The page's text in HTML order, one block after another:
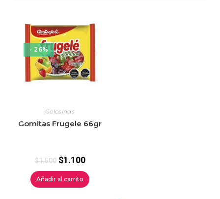
- 26%
Golosinas
Gomitas Frugele 66gr
$1.500 $1.100
Añadir al carrito